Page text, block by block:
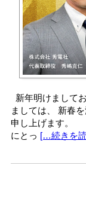
新年明けまして
ましては、 新春
申し上げます。
にとっ […続きを